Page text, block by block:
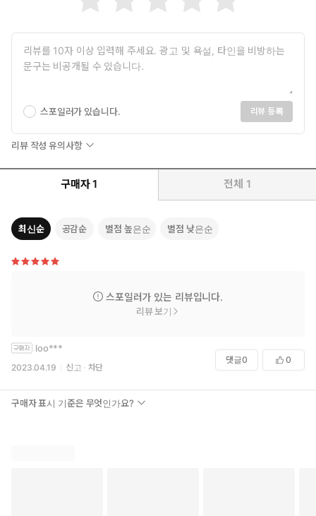
스포일러가 있습니다. 리뷰 등록
리뷰 작성 유의사항
구매자 1 전체 1
최신순 공감순 별점 높은순 별점 낮은순
스포일러가 있는 리뷰입니다.
리뷰 보기
loo***
2023.04.19 신고 차단
댓글0 0
구매자 표시 기준은 무엇인가요?